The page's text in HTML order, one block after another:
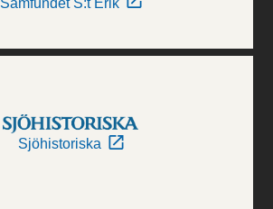
Sjöhistoriska